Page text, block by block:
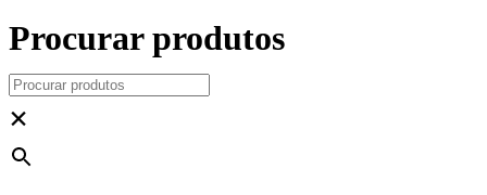
Procurar produtos
×